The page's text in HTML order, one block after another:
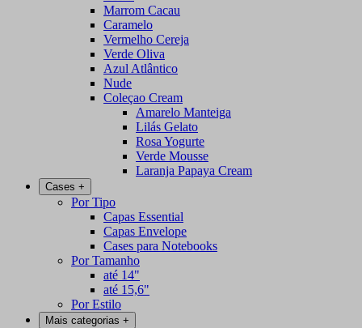
Marrom Cacau
Caramelo
Vermelho Cereja
Verde Oliva
Azul Atlântico
Nude
Coleçao Cream
Amarelo Manteiga
Lilás Gelato
Rosa Yogurte
Verde Mousse
Laranja Papaya Cream
Cases +
Por Tipo
Capas Essential
Capas Envelope
Cases para Notebooks
Por Tamanho
até 14"
até 15,6"
Por Estilo
Mais categorias +